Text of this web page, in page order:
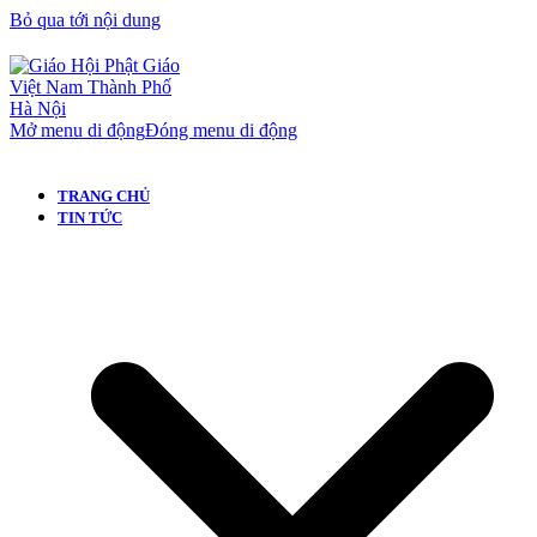
Bỏ qua tới nội dung
Mở menu di độngĐóng menu di động
TRANG CHỦ
TIN TỨC